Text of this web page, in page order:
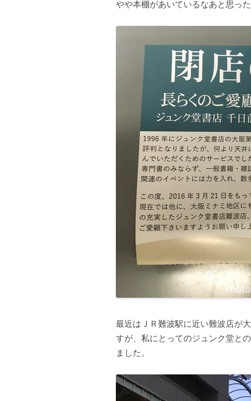
やや本棚があいているなあと思っ
最近はＪＲ難波駅に近い難波店が
すが、私にとってのジュンク堂と
ました。